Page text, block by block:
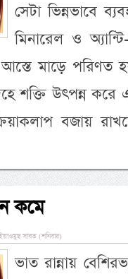
সেটা ভিন্নভাবে
মিনারেল ও
মাড়ে পরিণত
শক্তি উৎপন্ন
বজায়
কমে
সাবত (শনিবার)
ভাত রান্নায়